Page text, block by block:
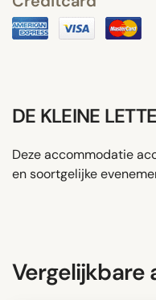
DE KLEINE
Deze accommodatie
en soortgelijke